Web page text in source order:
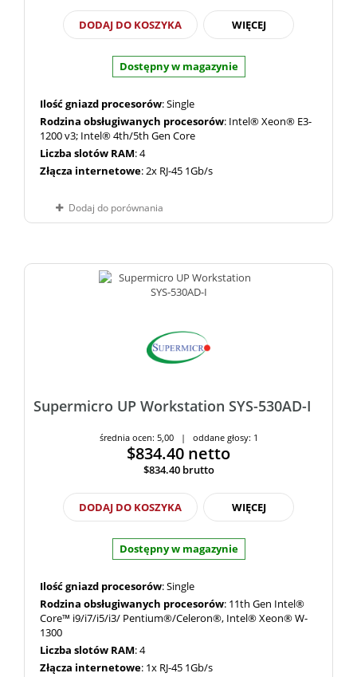
DODAJ DO KOSZYKA WIĘCEJ
Dostępny w magazynie
Ilość gniazd procesorów: Single
Rodzina obsługiwanych procesorów: Intel® Xeon® E3-
1200 v3; Intel® 4th/5th Gen Core
Liczba slotów RAM: 4
Złącza internetowe: 2x RJ-45 1Gb/s
Dodaj do porównania
Supermicro UP Workstation SYS-530AD-I
średnia ocen: 5,00 | oddane głosy: 1
$834.40 netto
$834.40 brutto
DODAJ DO KOSZYKA WIĘCEJ
Dostępny w magazynie
Ilość gniazd procesorów: Single
Rodzina obsługiwanych procesorów: 11th Gen Intel®
Core™ i9/i7/i5/i3/ Pentium®/Celeron®, Intel® Xeon® W-
1300
Liczba slotów RAM: 4
Złącza internetowe: 1x RJ-45 1Gb/s